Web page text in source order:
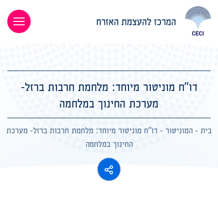
דו”ח מוניטור מיוחד: מלחמת חרבות ברזל-
מערכת החינוך במלחמה
בית - המוניטור - דו”ח מוניטור מיוחד: מלחמת חרבות ברזל- מערכת
החינוך במלחמה